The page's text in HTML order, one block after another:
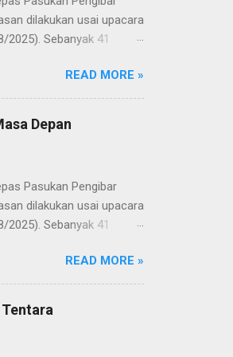
dilakukan usai upacara
2025). Sebanyak 41
menuntaskan
kebangsaan yang
rasa bangga dan
pelatih, serta para
READ MORE »
Depan
Pasukan Pengibar
dilakukan usai upacara
2025). Sebanyak 41
menuntaskan
kebangsaan yang
rasa bangga dan
pelatih, serta para
generasi penerus
READ MORE »